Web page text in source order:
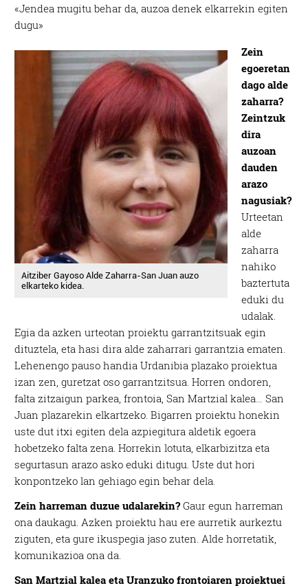
«Jendea mugitu behar da, auzoa denek elkarrekin egiten
dugu»
Aitziber Gayoso Alde Zaharra-San Juan auzo
elkarteko kidea.
Zein
egoeretan
dago alde
zaharra?
Zeintzuk
dira
auzoan
dauden
arazo
nagusiak?
Urteetan
alde
zaharra
nahiko
baztertuta
eduki du
udalak.
Egia da azken urteotan proiektu garrantzitsuak egin
dituztela, eta hasi dira alde zaharrari garrantzia ematen.
Lehenengo pauso handia Urdanibia plazako proiektua
izan zen, guretzat oso garrantzitsua. Horren ondoren,
falta zitzaigun parkea, frontoia, San Martzial kalea… San
Juan plazarekin elkartzeko. Bigarren proiektu honekin
uste dut itxi egiten dela azpiegitura aldetik egoera
hobetzeko falta zena. Horrekin lotuta, elkarbizitza eta
segurtasun arazo asko eduki ditugu. Uste dut hori
konpontzeko lan gehiago egin behar dela.
Zein harreman duzue udalarekin?Gaur egun harreman
ona daukagu. Azken proiektu hau ere aurretik aurkeztu
ziguten, eta gure ikuspegia jaso zuten. Alde horretatik,
komunikazioa ona da.
San Martzial kalea eta Uranzuko frontoiaren proiektuei